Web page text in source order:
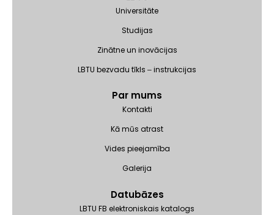
Universitāte
Studijas
Zinātne un inovācijas
LBTU bezvadu tīkls ‒ instrukcijas
Par mums
Kontakti
Kā mūs atrast
Vides pieejamība
Galerija
Datubāzes
LBTU FB elektroniskais katalogs